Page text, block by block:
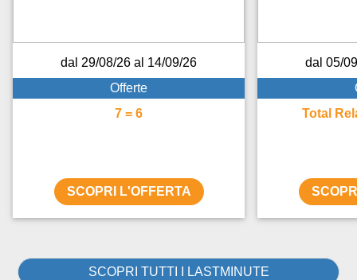
dal 29/08/26 al 14/09/26
Offerte
7 = 6
SCOPRI L'OFFERTA
dal 05/
Total
SCOPRI TUTTI I LASTMINUTE